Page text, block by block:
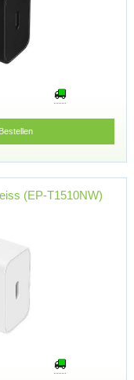
Bestellen
(EP-T1510NW)